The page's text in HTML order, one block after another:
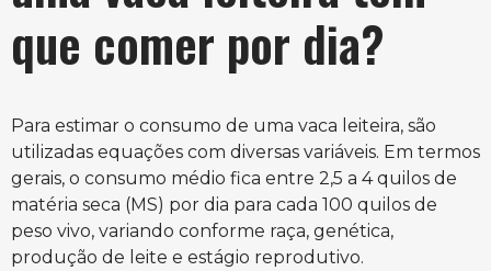
que comer por dia?
Para estimar o consumo de uma vaca leiteira, são
utilizadas equações com diversas variáveis. Em termos
gerais, o consumo médio fica entre 2,5 a 4 quilos de
matéria seca (MS) por dia para cada 100 quilos de
peso vivo, variando conforme raça, genética,
produção de leite e estágio reprodutivo.